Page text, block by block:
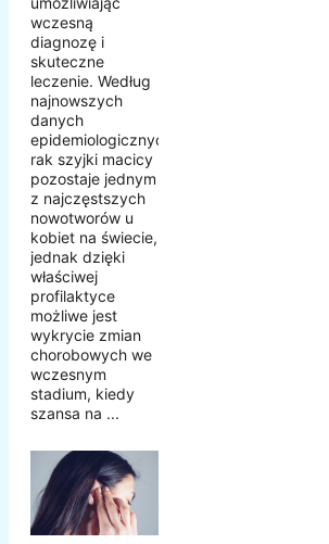
wczesną
diagnozę i
skuteczne
leczenie. Według
najnowszych
danych
epidemiologicznych,
rak szyjki macicy
pozostaje jednym
z najczęstszych
nowotworów u
kobiet na świecie,
jednak dzięki
właściwej
profilaktyce
możliwe jest
wykrycie zmian
chorobowych we
wczesnym
stadium, kiedy
szansa na ...